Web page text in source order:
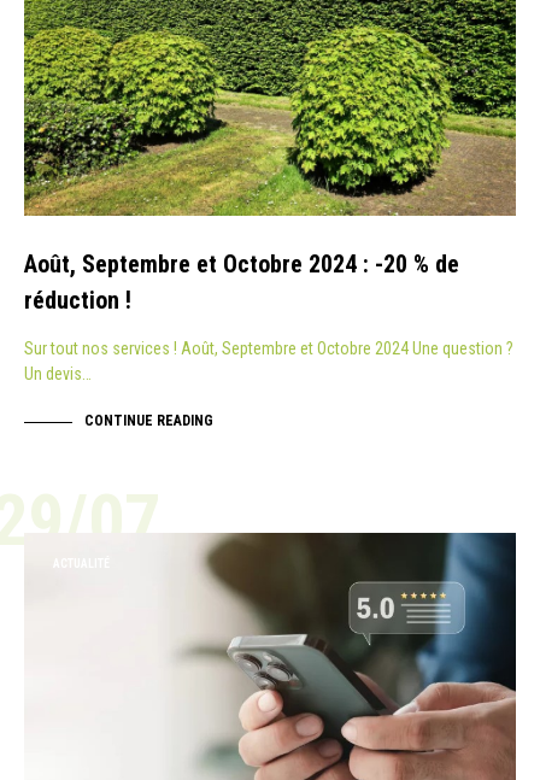
Août, Septembre et Octobre 2024 : -20 % de
réduction !
Sur tout nos services ! Août, Septembre et Octobre 2024 Une question ?
Un devis…
CONTINUE READING
07